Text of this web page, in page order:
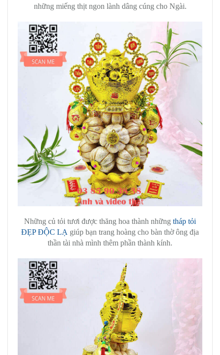
những miếng thịt ngon lành dâng cúng cho Ngài.
Những củ tỏi tươi được thăng hoa thành những tháp tỏi
ĐẸP ĐỘC LẠ giúp bạn trang hoàng cho bàn thờ ông địa
thần tài nhà mình thêm phần thành kính.